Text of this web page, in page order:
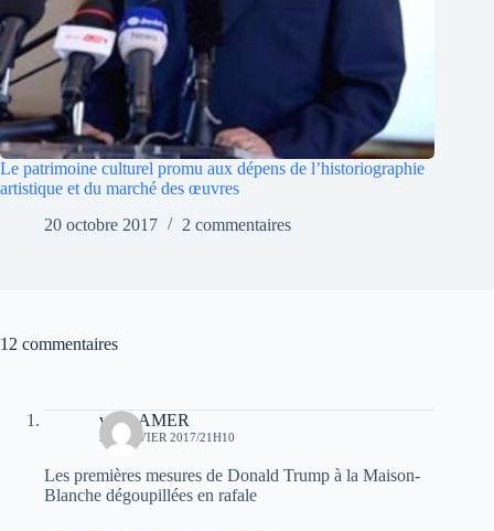
Le patrimoine culturel promu aux dépens de l’historiographie
artistique et du marché des œuvres
20 octobre 2017
2 commentaires
12 commentaires
veriteAMER
30 JANVIER 2017/21H10
Les premières mesures de Donald Trump à la Maison-
Blanche dégoupillées en rafale